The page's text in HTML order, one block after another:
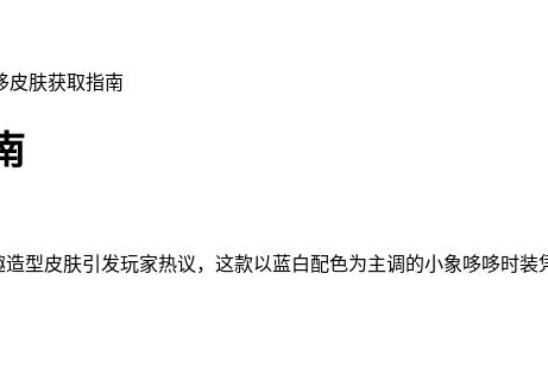
皮肤获取指南
型皮肤引发玩家热议，这款以蓝白配色为主调的小象哆哆时